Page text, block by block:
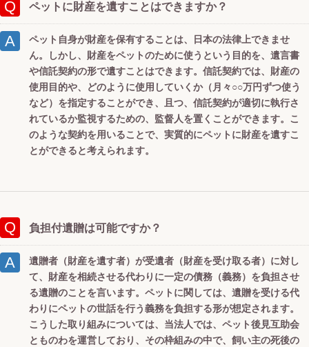
ペットに財産を遺すことはできますか？
ペット自身が財産を保有することは、日本の法律上できませ
ん。しかし、財産をペットのために使うという目的を、遺言書
や信託契約の形で遺すことはできます。信託契約では、財産の
使用目的や、どのように使用していくか（月々○○万円ずつ使う
など）を指定することができ、且つ、信託契約が適切に執行さ
れているか監視するための、監督人を置くことができます。こ
のような契約を用いることで、実質的にペットに財産を遺すこ
とができると考えられます。
負担付遺贈は可能ですか？
遺贈者（財産を遺す者）が受遺者（財産を受け取る者）に対し
て、財産を相続させる代わりに一定の債務（義務）を負担させ
る遺贈のことを言います。ペットに関しては、遺贈を受ける代
わりにペットの世話を行う義務を負担する形が想定されます。
こうした取り組みについては、当法人では、ペット後見互助会
とものわを運営しており、その枠組みの中で、飼い主の死後の